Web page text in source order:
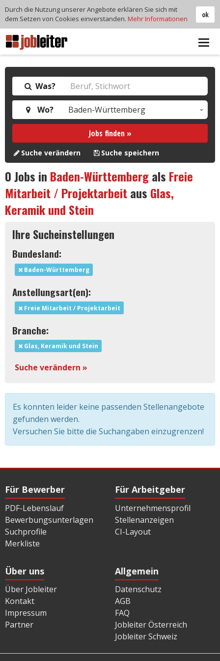
Was?
Wo?
Jobs finden »
Suche verändern Suche speichern
0Jobs in Baden-Württembergals Freie
Mitarbeit / Projektarbeitaus Glas,
Keramik und Stein
Ihre Sucheinstellungen
Bundesland:
Baden-Württemberg
Anstellungsart(en):
Freie Mitarbeit / Projektarbeit
Branche:
Glas, Keramik und Stein
Suche verändern »
Es konnten leider keine passenden Stellenangebote
gefunden werden.
Versuchen Sie bitte die Suchangaben einzugrenzen!
Für Bewerber
PDF-Lebenslauf
Bewerbungsunterlagen
Suchprofile
Merkliste
Für Arbeitgeber
Unternehmensprofil
Stellenanzeigen
CI-Layout
Über uns
Über Jobleiter
Kontakt
Impressum
Partner
Allgemein
Datenschutz
AGB
FAQ
Jobleiter Österreich
Jobleiter Schweiz
ok
Durch die Nutzung unserer Angebote erklären Sie sich mit
dem Setzen von Cookies einverstanden. Mehr Informationen